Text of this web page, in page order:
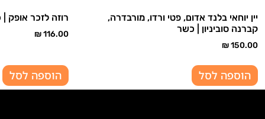
יין יוחאי בלנד אדום, פטי ורדו, מורבדרה,
קברנה סוביניון | כשר
₪150.00
הוספה לסל
רוזה לזכר אופק
₪116.00
הוספה לסל